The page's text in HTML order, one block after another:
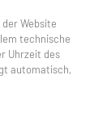
Website
technische
Uhrzeit des
automatisch,